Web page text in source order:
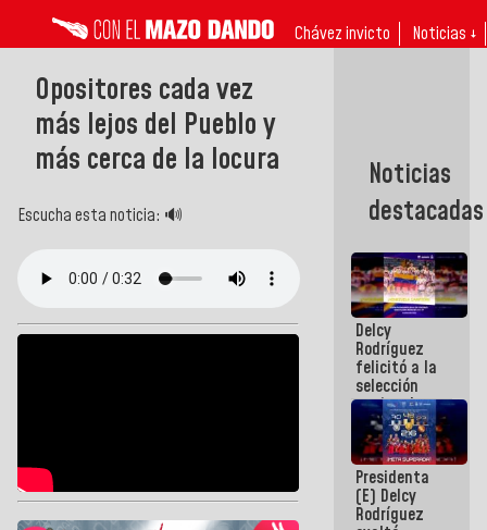
Chávez invicto Noticias ↓
Opositores cada vez
más lejos del Pueblo y
más cerca de la locura
Escucha esta noticia: 🔊
Noticias
destacadas
Delcy
Rodríguez
felicitó a la
selección
nacional
masculina
de voleibol
campeona
de la Copa
Panamericana
Sub-17
Presidenta
(E) Delcy
Rodríguez